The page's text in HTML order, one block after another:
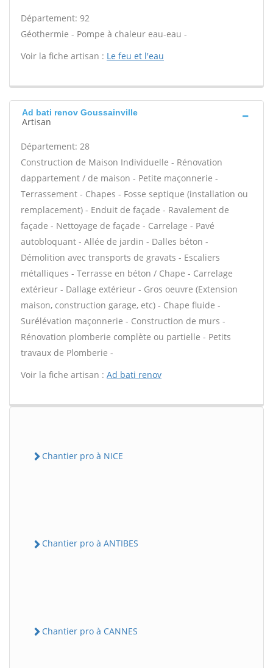
Département: 92
Géothermie - Pompe à chaleur eau-eau -
Voir la fiche artisan : Le feu et l'eau
Ad bati renov Goussainville
Artisan
Département: 28
Construction de Maison Individuelle - Rénovation
dappartement / de maison - Petite maçonnerie -
Terrassement - Chapes - Fosse septique (installation ou
remplacement) - Enduit de façade - Ravalement de
façade - Nettoyage de façade - Carrelage - Pavé
autobloquant - Allée de jardin - Dalles béton -
Démolition avec transports de gravats - Escaliers
métalliques - Terrasse en béton / Chape - Carrelage
extérieur - Dallage extérieur - Gros oeuvre (Extension
maison, construction garage, etc) - Chape fluide -
Surélévation maçonnerie - Construction de murs -
Rénovation plomberie complète ou partielle - Petits
travaux de Plomberie -
Voir la fiche artisan : Ad bati renov
Chantier pro à NICE
Chantier pro à ANTIBES
Chantier pro à CANNES